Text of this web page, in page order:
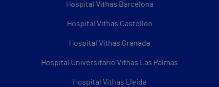
Hospital Vithas Barcelona
Hospital Vithas Castellón
Hospital Vithas Granada
Hospital Universitario Vithas Las Palmas
Hospital Vithas Lleida